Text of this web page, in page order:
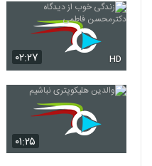
۰۲:۲۷ HD
۰۱:۲۵